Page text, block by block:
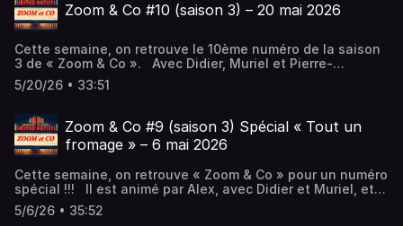
Zoom & Co #10 (saison 3) – 20 mai 2026
Cette semaine, on retrouve le 10ème numéro de la saison
3 de « Zoom & Co ». Avec Didier, Muriel et Pierre-
Emmanuel !!!
5/20/26 • 33:51
Zoom & Co #9 (saison 3) Spécial « Tout un
fromage » – 6 mai 2026
Cette semaine, on retrouve « Zoom & Co » pour un numéro
spécial !!! Il est animé par Alex, avec Didier et Muriel, et
est consacré au film « Tout un fromage« . Pour en parler,
ils reçoivent : Clément Doumic, réalisateur (et musicien
5/6/26 • 35:52